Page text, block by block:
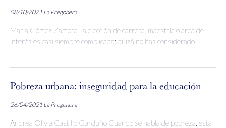
08/10/2021 La Pregonera
Maria Gómez Zamora La elección de carrera, maestría o área de
interés es casi siempre complicada; quizá no has considerado...
Pobreza urbana: inseguridad para la educación
26/04/2021 La Pregonera
Andrea Olivia Castillo Garduño Cuando se habla de pobreza, esta